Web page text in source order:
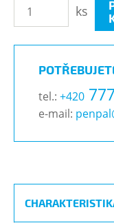
ks
tel.: +420
e-mail: